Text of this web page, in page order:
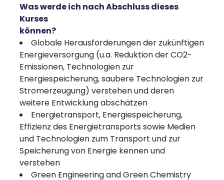
Was werde ich nach Abschluss dieses
Kurses
können?
Globale Herausforderungen der zukünftigen
Energieversorgung (u.a. Reduktion der CO2-
Emissionen, Technologien zur
Energiespeicherung, saubere Technologien zur
Stromerzeugung) verstehen und deren
weitere Entwicklung abschätzen
Energietransport, Energiespeicherung,
Effizienz des Energietransports sowie Medien
und Technologien zum Transport und zur
Speicherung von Energie kennen und
verstehen
Green Engineering and Green Chemistry